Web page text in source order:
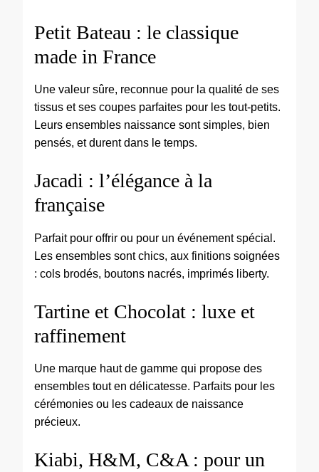
Petit Bateau : le classique
made in France
Une valeur sûre, reconnue pour la qualité de ses
tissus et ses coupes parfaites pour les tout-petits.
Leurs ensembles naissance sont simples, bien
pensés, et durent dans le temps.
Jacadi : l’élégance à la
française
Parfait pour offrir ou pour un événement spécial.
Les ensembles sont chics, aux finitions soignées
: cols brodés, boutons nacrés, imprimés liberty.
Tartine et Chocolat : luxe et
raffinement
Une marque haut de gamme qui propose des
ensembles tout en délicatesse. Parfaits pour les
cérémonies ou les cadeaux de naissance
précieux.
Kiabi, H&M, C&A : pour un